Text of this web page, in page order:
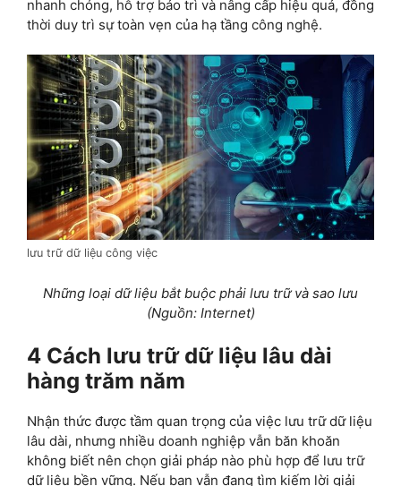
nhanh chóng, hỗ trợ bảo trì và nâng cấp hiệu quả, đồng
thời duy trì sự toàn vẹn của hạ tầng công nghệ.
lưu trữ dữ liệu công việc
Những loại dữ liệu bắt buộc phải lưu trữ và sao lưu
(Nguồn: Internet)
4 Cách lưu trữ dữ liệu lâu dài
hàng trăm năm
Nhận thức được tầm quan trọng của việc lưu trữ dữ liệu
lâu dài, nhưng nhiều doanh nghiệp vẫn băn khoăn
không biết nên chọn giải pháp nào phù hợp để lưu trữ
dữ liệu bền vững. Nếu bạn vẫn đang tìm kiếm lời giải